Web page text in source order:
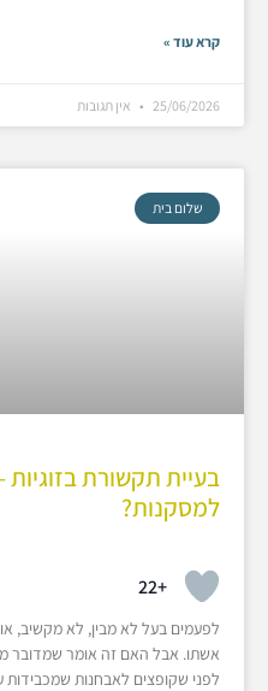
קרא עוד »
25/06/2026 אין תגובות
שלום בית
בעיית תקשורת
למסקנות?
+22
לפעמים בעל לא מבין, לא מקשיב,
אשתו. אבל האם זה אומר שמדובר
לפני שקופצים לאבחנות שמכבידות